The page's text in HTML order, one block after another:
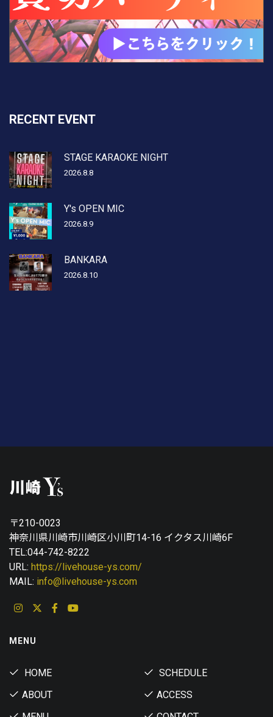
RECENT EVENT
STAGE KARAOKE NIGHT
2026.8.8
Y's OPEN MIC
2026.8.9
BANKARA
2026.8.10
〒210-0023
神奈川県川崎市川崎区小川町14-16 イクタス川崎6F
TEL:044-742-8222
URL: https://livehouse-ys.com/
MAIL: info@livehouse-ys.com
MENU
HOME
SCHEDULE
ABOUT
ACCESS